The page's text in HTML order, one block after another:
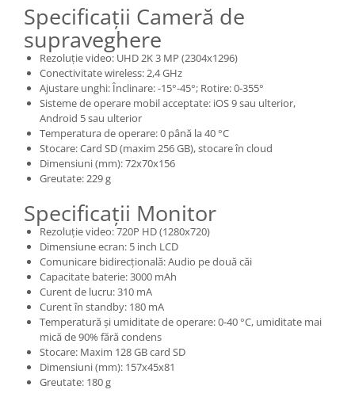
Specificații Cameră de
supraveghere
Rezoluție video: UHD 2K 3 MP (2304x1296)
Conectivitate wireless: 2,4 GHz
Ajustare unghi: Înclinare: -15°-45°; Rotire: 0-355°
Sisteme de operare mobil acceptate: iOS 9 sau ulterior,
Android 5 sau ulterior
Temperatura de operare: 0 până la 40 °C
Stocare: Card SD (maxim 256 GB), stocare în cloud
Dimensiuni (mm): 72x70x156
Greutate: 229 g
Specificații Monitor
Rezoluție video: 720P HD (1280x720)
Dimensiune ecran: 5 inch LCD
Comunicare bidirecțională: Audio pe două căi
Capacitate baterie: 3000 mAh
Curent de lucru: 310 mA
Curent în standby: 180 mA
Temperatură și umiditate de operare: 0-40 °C, umiditate mai
mică de 90% fără condens
Stocare: Maxim 128 GB card SD
Dimensiuni (mm): 157x45x81
Greutate: 180 g